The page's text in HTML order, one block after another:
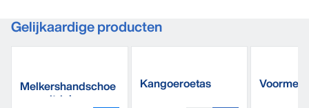
Gelijkaardige producten
Melkershandschoe
nen, nitriel
Kangoeroetas